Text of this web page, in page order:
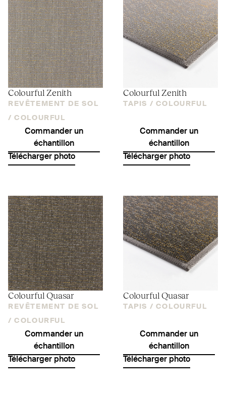
Colourful Zenith
REVÊTEMENT DE SOL
/ COLOURFUL
Commander un
échantillon
Télécharger photo
Colourful Zenith
TAPIS / COLOURFUL
Commander un
échantillon
Télécharger photo
Colourful Quasar
REVÊTEMENT DE SOL
/ COLOURFUL
Commander un
échantillon
Télécharger photo
Colourful Quasar
TAPIS / COLOURFUL
Commander un
échantillon
Télécharger photo